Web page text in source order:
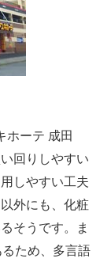
ホーテ 成田
回りしやすい
しやすい工夫
外にも、化粧
そうです。ま
ため、多言語